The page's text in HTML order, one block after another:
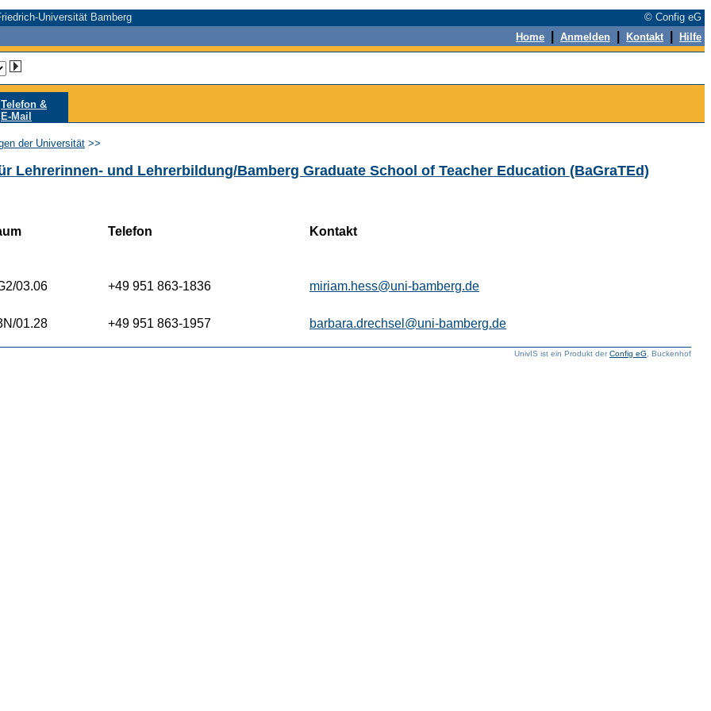
Universität Bamberg
© Config eG
Home Anmelden Kontakt Hilfe
Telefon &
E-Mail
der Universität >>
Lehrerinnen- und Lehrerbildung/Bamberg Graduate School of Teacher Education (BaGraTEd)
Telefon Kontakt
03.06 +49 951 863-1836 miriam.hess@uni-bamberg.de
01.28 +49 951 863-1957 barbara.drechsel@uni-bamberg.de
UnivIS ist ein Produkt derConfig eG , Buckenhof